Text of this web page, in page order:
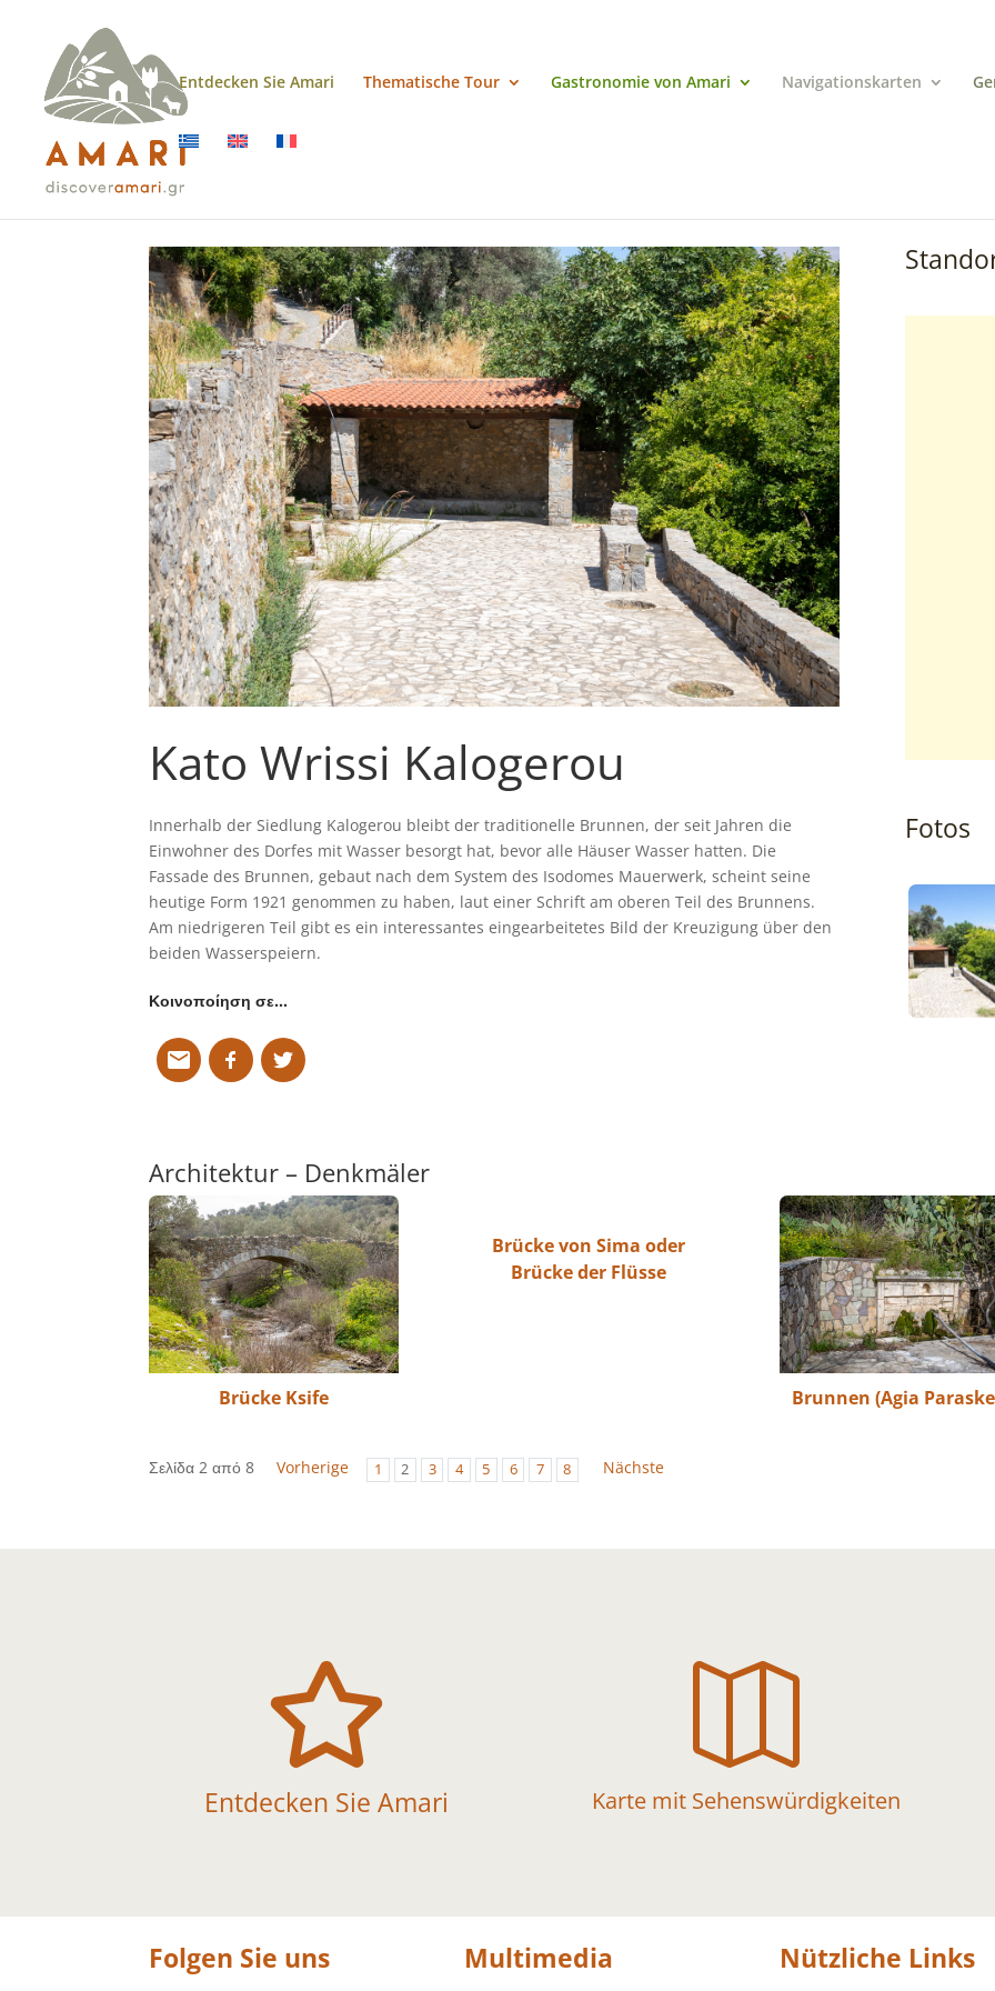
Entdecken Sie Amari Thematische Tour Gastronomie von Amari Navigationskarten
Kato Wrissi Kalogerou
Innerhalb der Siedlung Kalogerou bleibt der traditionelle Brunnen, der seit Jahren die
Einwohner des Dorfes mit Wasser besorgt hat, bevor alle Häuser Wasser hatten. Die
Fassade des Brunnen, gebaut nach dem System des Isodomes Mauerwerk, scheint seine
heutige Form 1921 genommen zu haben, laut einer Schrift am oberen Teil des Brunnens.
Am niedrigeren Teil gibt es ein interessantes eingearbeitetes Bild der Kreuzigung über den
beiden Wasserspeiern.
Κοινοποίηση σε…
Fotos
Architektur – Denkmäler
Brücke Ksife
Brücke von Sima oder
Brücke der Flüsse
Brunnen (Agia
Σελίδα 2 από 8 Vorherige 1 2 3 4 5 6 7 8 Nächste

Entdecken Sie Amari

Karte mit Sehenswürdigkeiten
Folgen Sie uns Multimedia Nützliche Links